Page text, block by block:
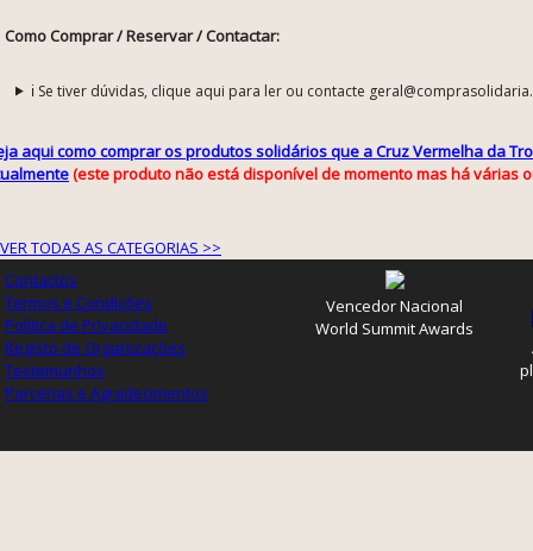
Como Comprar / Reservar / Contactar:
ℹ️ Se tiver dúvidas, clique aqui para ler ou contacte
aqui como comprar os produtos solidários que a Cruz Vermelha da
(este produto não está disponível de momento mas há várias
VER TODAS AS CATEGORIAS >>
Contactos
Termos e Condições
Política de Privacidade
Registo de Organizações
Testemunhos
Parcerias e Agradecimentos
Vencedor Nacional
World Summit Awards